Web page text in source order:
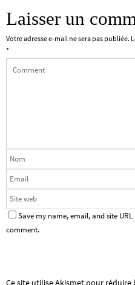
Laisser un
Votre adresse e-mail ne sera pas publiée.
*
Save my name, email, and site
comment.
Ce site utilise Akismet pour réduire